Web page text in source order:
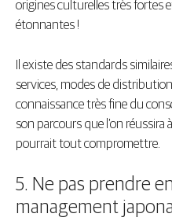
origines culturelles très fortes
étonnantes !
Il existe des standards
services, modes de
connaissance très fine du
son parcours que l’on
pourrait tout compromettre.
5. Ne pas prendre
management